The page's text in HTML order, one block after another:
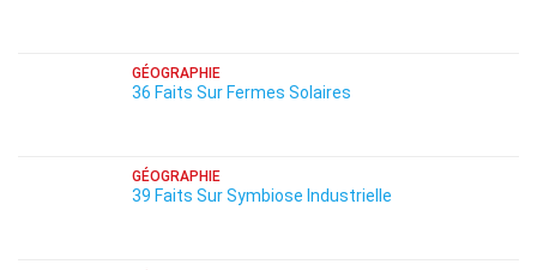
GÉOGRAPHIE
36 Faits Sur Fermes Solaires
GÉOGRAPHIE
39 Faits Sur Symbiose Industrielle